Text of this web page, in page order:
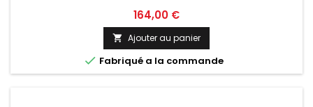
Prix
164,00 €
 Ajouter au panier
 Fabriqué a la commande